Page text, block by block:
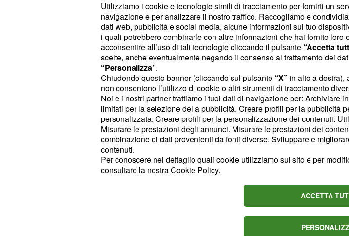
Ha riconosciuto che la squadra ha sofferto per gran parte
della partita, ma la sensazione di solidità difensiva ha reso
difficile per l'avversario segnare. Nonostante la gioia per la
vittoria, Rugani ha espresso il desiderio di giocare in modo
più brillante, mirando a una vittoria che sia non solo efficace
ma anche di alto livello tecnico.
La crescita come uomo e giocatore
di Rugani
Riguardo alla crescita personale e professionaleRugani ha
l'evoluzione e la maturità che ha acquisito nel
tempo. Ha parlato del cambiamento nella prospettiva sulle
sfide e sulle responsabilità, menzionando l'essere padre da
Utilizziamo i cookie e tecnologie simili di tracciamento per fornirti un
navigazione e per analizzare il nostro traffico. Raccogliamo e
dati web, pubblicità e social media, alcune informazioni sul tuo
i quali potrebbero combinarle con altre informazioni che hai fornito
acconsentire all’uso di tali tecnologie cliccando il pulsante “Accetta
scelte, anche eventualmente negando il consenso al trattamento dei
“Personalizza”.
Chiudendo questo banner (cliccando sul pulsante “X” in alto a destra),
non consentono l’utilizzo di cookie o altri strumenti di tracciamento
Noi e i nostri partner trattiamo i tuoi dati di navigazione per: Archiviare
limitati per la selezione della pubblicità. Creare profili per la pubblicità
personalizzata. Creare profili per la personalizzazione dei contenuti.
Misurare le prestazioni degli annunci. Misurare le prestazioni dei
combinazione di dati provenienti da fonti diverse. Sviluppare e
contenuti.
Per conoscere nel dettaglio quali cookie utilizziamo sul sito e per
consultare la nostraCookie Policy.
ACCETTA